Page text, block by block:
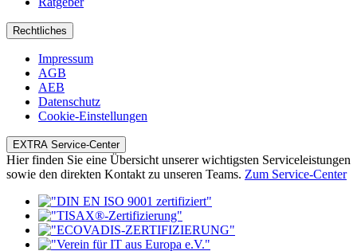
Rechtliches
Impressum
AGB
AEB
Datenschutz
Cookie-Einstellungen
EXTRA Service-Center
Hier finden Sie eine Übersicht unserer wichtigsten Serviceleistungen
sowie den direkten Kontakt zu unseren Teams. Zum Service-Center